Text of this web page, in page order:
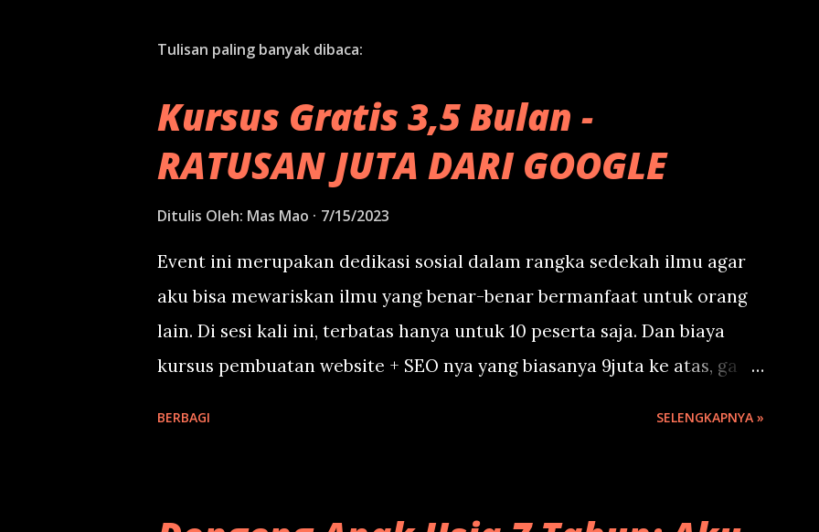
Tulisan paling banyak dibaca:
Kursus Gratis 3,5 Bulan -
RATUSAN JUTA DARI GOOGLE
Ditulis Oleh: Mas Mao 7/15/2023
Event ini merupakan dedikasi sosial dalam rangka sedekah ilmu agar
aku bisa mewariskan ilmu yang benar-benar bermanfaat untuk orang
lain. Di sesi kali ini, terbatas hanya untuk 10 peserta saja. Dan biaya
kursus pembuatan website + SEO nya yang biasanya 9juta ke atas, ga
BERBAGI SELENGKAPNYA »